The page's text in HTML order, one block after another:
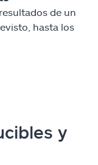
de un
hasta los
y